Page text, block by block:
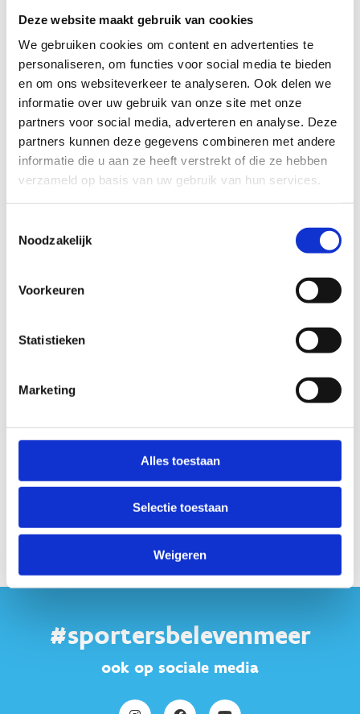
Deze website maakt gebruik van cookies
We gebruiken cookies om content en advertenties te
personaliseren, om functies voor social media te bieden
en om ons websiteverkeer te analyseren. Ook delen we
informatie over uw gebruik van onze site met onze
partners voor social media, adverteren en analyse. Deze
partners kunnen deze gegevens combineren met andere
informatie die u aan ze heeft verstrekt of die ze hebben
verzameld op basis van uw gebruik van hun services.
Noodzakelijk
Voorkeuren
Statistieken
Marketing
Alles toestaan
Selectie toestaan
Weigeren
De totale lengte van de tocht is 15,4km.
Onderweg kun je aansluiten op de routes van Beveren,
Lichtervelde en Pittem-Egem.
Het Skeelernetwerk Midwestwaaiert uit over de gemeenten
Ardooie, Hooglede, Ingelmunster, Izegem, Ledegem,
Lichtervelde, Meulebeke, Moorslede, Oostrozebeke, Pittem,
Roeselare, Ruiselede, Staden, Tielt, Wielsbeke en Wingene met
een totale afstand van circa 450km.
landschap. Naast de mooie uitzichten zijn er ook leuke
rustplekjes. Je ontdekt de troeven van de 16 gemeenten in drie
Westhoek. Zowel de recreatieve als de gevorderde skeeleraars
komen hierbij aan hun trekken. Ook lopers, wandelaars,
fietsers, … kunnen genieten van dit uniek netwerk binnen de
regio Midwest!
Startplaatsen
#sportersbelevenmeer
ook op sociale media